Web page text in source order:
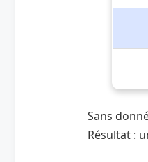
Sans
Résultat :